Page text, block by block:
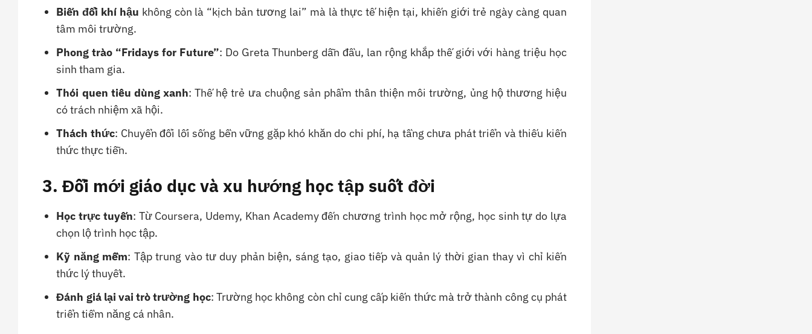
Biến đổi khí hậu không còn là “kịch bản tương lai” mà là thực tế hiện tại, khiến giới trẻ ngày càng quan
tâm môi trường.
Phong trào “Fridays for Future”: Do Greta Thunberg dẫn đầu, lan rộng khắp thế giới với hàng triệu học
sinh tham gia.
Thói quen tiêu dùng xanh: Thế hệ trẻ ưa chuộng sản phẩm thân thiện môi trường, ủng hộ thương hiệu
có trách nhiệm xã hội.
Thách thức: Chuyển đổi lối sống bền vững gặp khó khăn do chi phí, hạ tầng chưa phát triển và thiếu kiến
thức thực tiễn.
3. Đổi mới giáo dục và xu hướng học tập suốt đời
Học trực tuyến: Từ Coursera, Udemy, Khan Academy đến chương trình học mở rộng, học sinh tự do lựa
chọn lộ trình học tập.
Kỹ năng mềm: Tập trung vào tư duy phản biện, sáng tạo, giao tiếp và quản lý thời gian thay vì chỉ kiến
thức lý thuyết.
Đánh giá lại vai trò trường học: Trường học không còn chỉ cung cấp kiến thức mà trở thành công cụ phát
triển tiềm năng cá nhân.